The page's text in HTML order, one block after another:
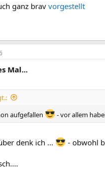
ganz brav vorgestellt
Mal...
aufgefallen
- vor allem
denk ich ...
- obwohl